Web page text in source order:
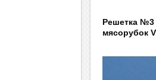
Решетка №3
мясорубок